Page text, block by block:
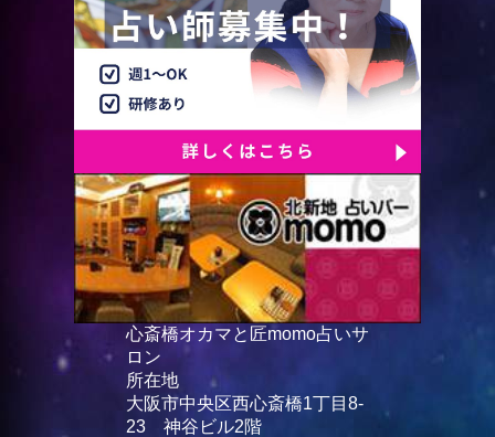
心斎橋オカマと匠momo占いサ
ロン
所在地
大阪市中央区西心斎橋1丁目8-
23 神谷ビル2階